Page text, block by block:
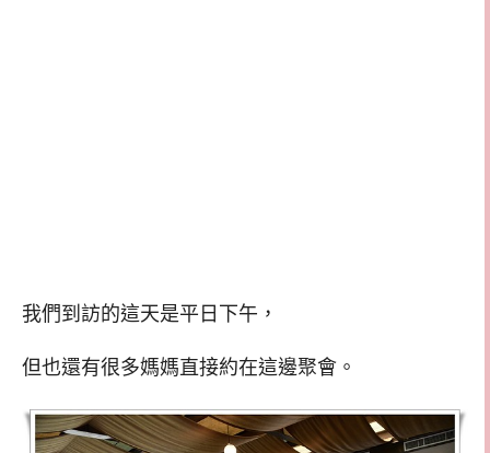
我們到訪的這天是平日下午，
但也還有很多媽媽直接約在這邊聚會。